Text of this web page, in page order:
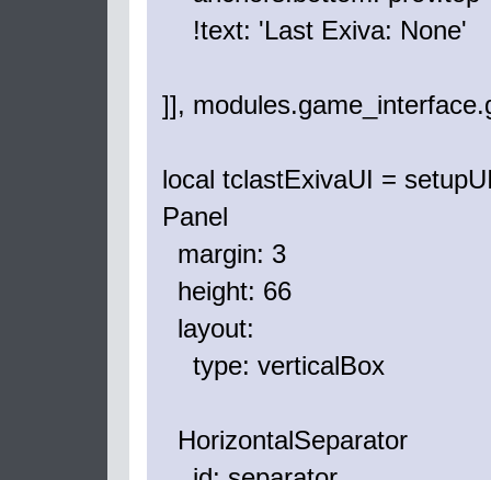
!text: 'Last Exiva: None'
]],
local tclastExivaUI =
Panel
margin: 3
height: 66
layout:
type: verticalBox
HorizontalSeparator